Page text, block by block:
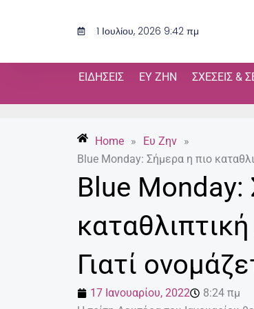
1 Ιουλίου, 2026 9:42 πμ
ΕΙΔΉΣΕΙΣ ΕΥ ΖΗΝ ΣΧΈΣΕΙΣ &
Home » Ευ Ζην »
Blue Monday: Σήμερα η πιο
Blue Monday:
Γιατί
17 Ιανουαρίου, 2022
8:24 πμ